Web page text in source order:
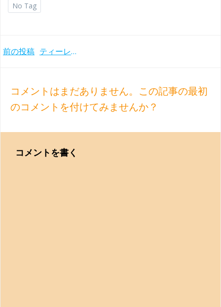
No Tag
Post
前の投稿 ティーレマンとシュターツカペレ・ベルリンの来日公演、2022年12月7日のサントリーホールのブラームス２＆１を聴いて
コメントはまだありません。この記事の最初
のコメントを付けてみませんか？
コメントを書く